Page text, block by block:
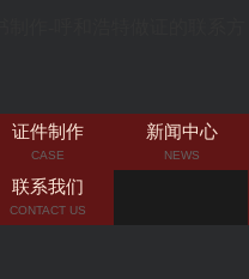
证件制作
CASE
新闻中心
NEWS
联系我们
CONTACT US